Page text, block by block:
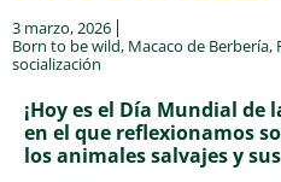
3 marzo, 2026
Born to be wild, Macaco de Berbería,
socialización
¡Hoy es el Día Mundial de
en el que reflexionamos
los animales salvajes y